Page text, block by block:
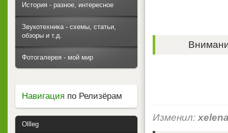
Изменил:
История - разное, интересное
Звукотехника - схемы, статьи,
обзоры и т.д.
Фотогалерея - мой мир
Навигация по Релизёрам
Ollleg